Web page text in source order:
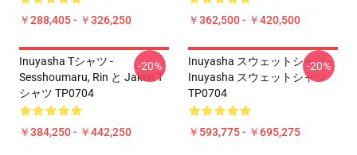
￥288,405 - ￥326,250 ￥362,500 - ￥420,500
Inuyasha Tシャツ -
Sesshoumaru, Rin と Jaken T
シャツ TP0704
￥384,250 - ￥442,250
-20%
Inuyasha スウェットシャツ -
Inuyasha スウェットシャツ
TP0704
￥593,775 - ￥695,275
-20%